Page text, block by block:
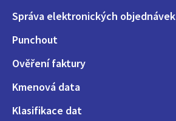
Správa elektronických objednávek
Punchout
Ověření faktury
Kmenová data
Klasifikace dat